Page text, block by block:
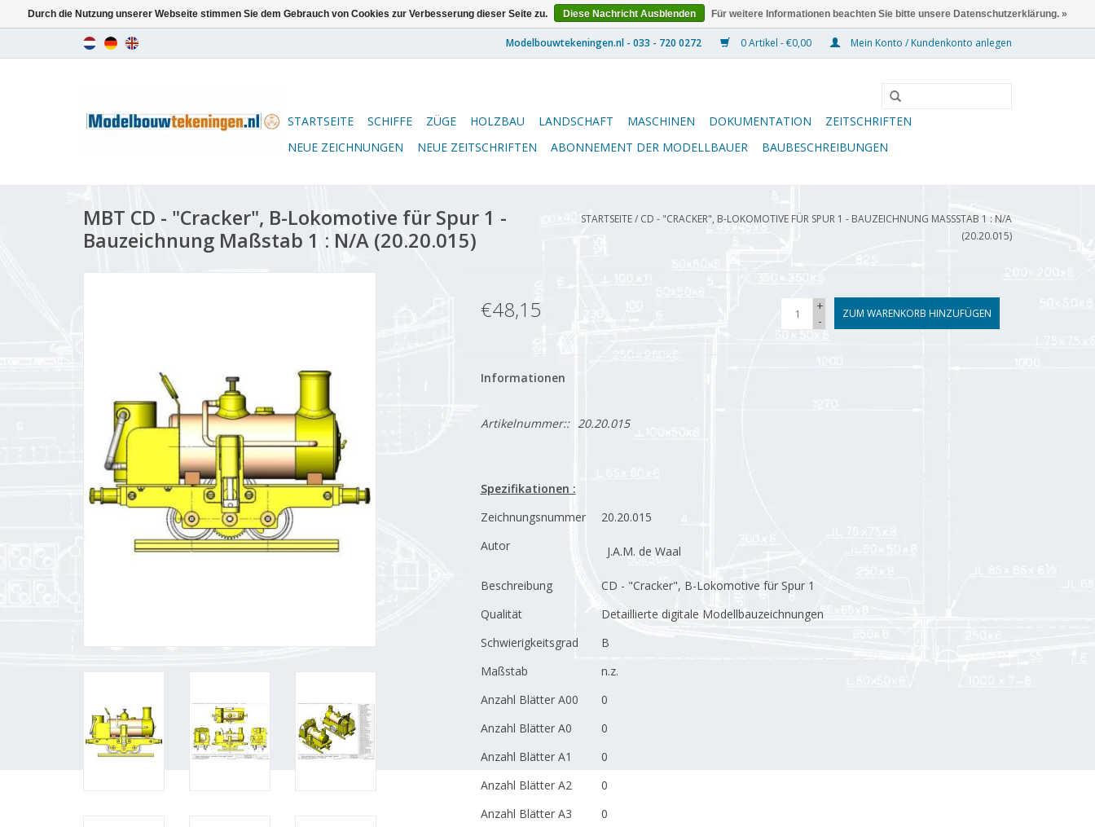
0 Artikel - €0,00 Mein Konto / Kundenkonto anlegen
STARTSEITE SCHIFFE ZÜGE HOLZBAU LANDSCHAFT MASCHINEN DOKUMENTATION
ZEITSCHRIFTEN
NEUE ZEICHNUNGEN
NEUE ZEITSCHRIFTEN ABONNEMENT DER MODELLBAUER BAUBESCHREIBUNGEN
MBT CD - "Cracker", B-Lokomotive für Spur 1 -
Bauzeichnung Maßstab 1 : N/A (20.20.015)
STARTSEITE/ CD - "CRACKER", B-LOKOMOTIVE FÜR SPUR 1 - BAUZEICHNUNG MASSSTAB 1 : N/A (
20.20.015)
€48,15
+
-
ZUM WARENKORB HINZUFÜGEN
Informationen
Artikelnummer:: 20.20.015
Spezifikationen :
Zeichnungsnummer
20.20.015
Autor
J.A.M. de Waal
Beschreibung
CD - "Cracker", B-Lokomotive für Spur 1
Qualität
Detaillierte digitale Modellbauzeichnungen
Schwierigkeitsgrad
B
Maßstab
n.z.
Anzahl Blätter A00
0
Anzahl Blätter A0
0
Anzahl Blätter A1
0
Anzahl Blätter A2
0
Anzahl Blätter A3
0
Durch die Nutzung unserer Webseite stimmen Sie dem Gebrauch von Cookies zur Verbesserung dieser Seite zu. Diese Nachricht Ausblenden Für weitere Informationen beachten Sie bitte unsere Datenschutzerklärung. »